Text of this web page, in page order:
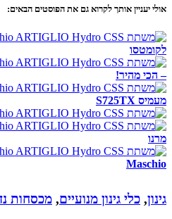
אולי יעניין אותך לקרוא גם את הפוסטים הבאים:
לקומטסו
– הכי מהיר!
מעמיס S725TX
מרנו
Maschio
גינון, כלי גינון מנועיים, מכסחות